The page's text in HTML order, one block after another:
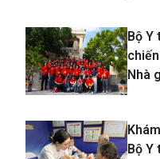
Bộ Y
Nhà
Bộ Y